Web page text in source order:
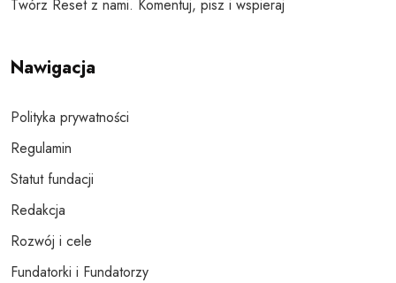
Twórz Reset z nami. Komentuj, pisz i wspieraj
Nawigacja
Polityka prywatności
Regulamin
Statut fundacji
Redakcja
Rozwój i cele
Fundatorki i Fundatorzy